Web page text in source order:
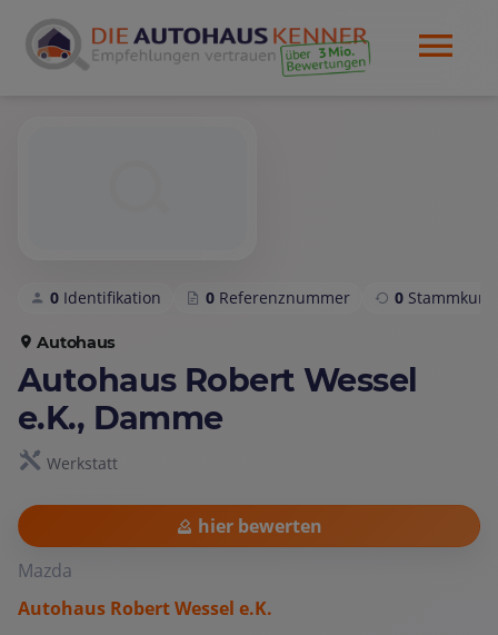
0 Identifikation 0 Referenznummer 0
Autohaus
Autohaus Robert Wessel
e.K., Damme
Werkstatt
hier bewerten
Mazda
Autohaus Robert Wessel e.K.